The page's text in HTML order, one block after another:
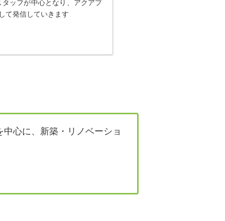
ッフが中心となり、アクアプ
て発信していきます
心に、新築・リノベーショ